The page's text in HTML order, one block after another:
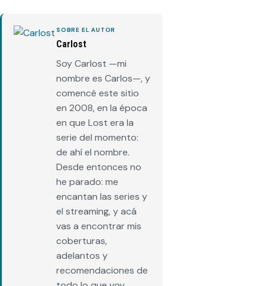
SOBRE EL AUTOR
Carlost
Soy Carlost —mi
nombre es Carlos—, y
comencé este sitio
en 2008, en la época
en que Lost era la
serie del momento:
de ahí el nombre.
Desde entonces no
he parado: me
encantan las series y
el streaming, y acá
vas a encontrar mis
coberturas,
adelantos y
recomendaciones de